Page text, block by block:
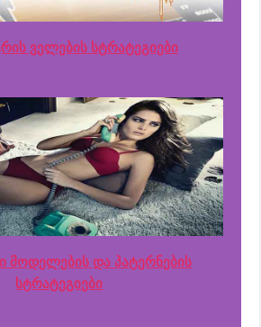
ველების სტრატეგიები
მოდელების და პატერნების
სტრატეგიები